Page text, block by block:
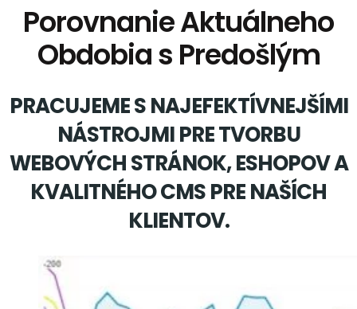
Porovnanie Aktuálneho
Obdobia s Predošlým
PRACUJEME S NAJEFEKTÍVNEJŠÍMI
NÁSTROJMI PRE TVORBU
WEBOVÝCH STRÁNOK, ESHOPOV A
KVALITNÉHO CMS PRE NAŠÍCH
KLIENTOV.